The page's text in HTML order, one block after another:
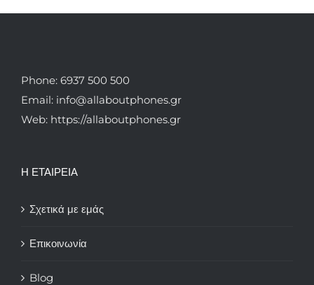
Phone: 6937 500 500
Email: info@allaboutphones.gr
Web: https://allaboutphones.gr
Η ΕΤΑΙΡΕΙΑ
Σχετικά με εμάς
Επικοινωνία
Blog